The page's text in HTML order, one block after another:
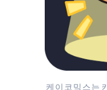
케이코믹스는